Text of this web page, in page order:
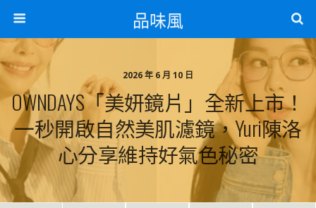
品味風
2026 年 6 月 10 日
OWNDAYS「美妍鏡片」全新上市！
一秒開啟自然美肌濾鏡，Yuri陳洛
心分享維持好氣色秘密